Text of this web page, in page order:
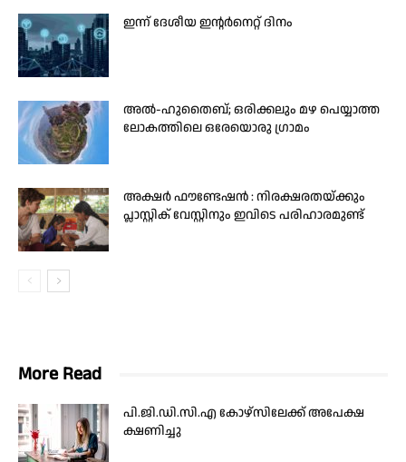
ഇന്ന് ദേശീയ ഇന്റർനെറ്റ് ദിനം
അൽ-ഹുതൈബ്; ഒരിക്കലും മഴ പെയ്യാത്ത
ലോകത്തിലെ ഒരേയൊരു ഗ്രാമം
അക്ഷർ ഫൗണ്ടേഷൻ : നിരക്ഷരതയ്ക്കും
പ്ലാസ്റ്റിക് വേസ്റ്റിനും ഇവിടെ പരിഹാരമുണ്ട്
More Read
പി.ജി.ഡി.സി.എ കോഴ്‌സിലേക്ക് അപേക്ഷ
ക്ഷണിച്ചു